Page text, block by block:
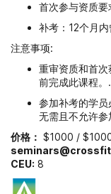
首次参与资质要
补考：12个月
注意事项:
重审资质和首次
前完成此课程。.
参加补考的学员
无需且不允许参
价格： $1000 / $1000
CEU: 8